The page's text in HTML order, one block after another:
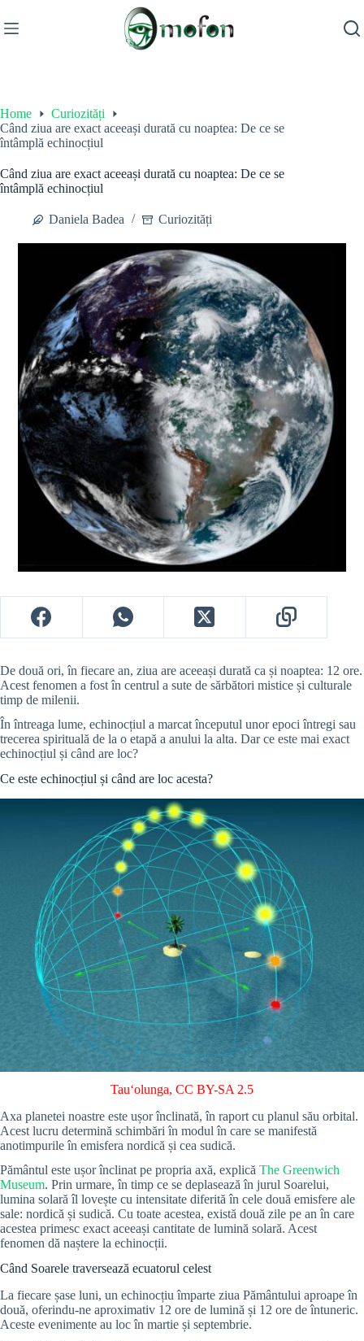
to
content
Home
Curiozități
Când ziua are exact aceeași durată cu noaptea: De ce se
întâmplă echinocțiul
Când ziua are exact aceeași durată cu noaptea: De ce se
întâmplă echinocțiul
Daniela Badea Curiozități
De două ori, în fiecare an, ziua are aceeași durată ca și noaptea: 12 ore.
Acest fenomen a fost în centrul a sute de sărbători mistice și culturale
timp de milenii.
În întreaga lume, echinocțiul a marcat începutul unor epoci întregi sau
trecerea spirituală de la o etapă a anului la alta. Dar ce este mai exact
echinocțiul și când are loc?
Ce este echinocțiul și când are loc acesta?
Tauʻolunga, CC BY-SA 2.5
Axa planetei noastre este ușor înclinată, în raport cu planul său orbital.
Acest lucru determină schimbări în modul în care se manifestă
anotimpurile în emisfera nordică și cea sudică.
Pământul este ușor înclinat pe propria axă, explică The Greenwich
Museum. Prin urmare, în timp ce se deplasează în jurul Soarelui,
lumina solară îl lovește cu intensitate diferită în cele două emisfere ale
sale: nordică și sudică. Cu toate acestea, există două zile pe an în care
acestea primesc exact aceeași cantitate de lumină solară. Acest
fenomen dă naștere la echinocții.
Când Soarele traversează ecuatorul celest
La fiecare șase luni, un echinocțiu împarte ziua Pământului aproape în
două, oferindu-ne aproximativ 12 ore de lumină și 12 ore de întuneric.
Aceste evenimente au loc în martie și septembrie.